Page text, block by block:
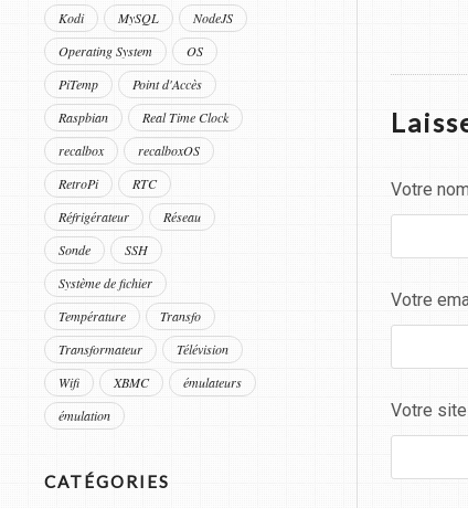
Votre
Votre
Votre
Kodi
MySQL
NodeJS
Operating System
OS
PiTemp
Point d'Accès
Raspbian
Real Time Clock
recalbox
recalboxOS
RetroPi
RTC
Réfrigérateur
Réseau
Sonde
SSH
Système de fichier
Température
Transfo
Transformateur
Télévision
Wifi
XBMC
émulateurs
émulation
CATÉGORIES